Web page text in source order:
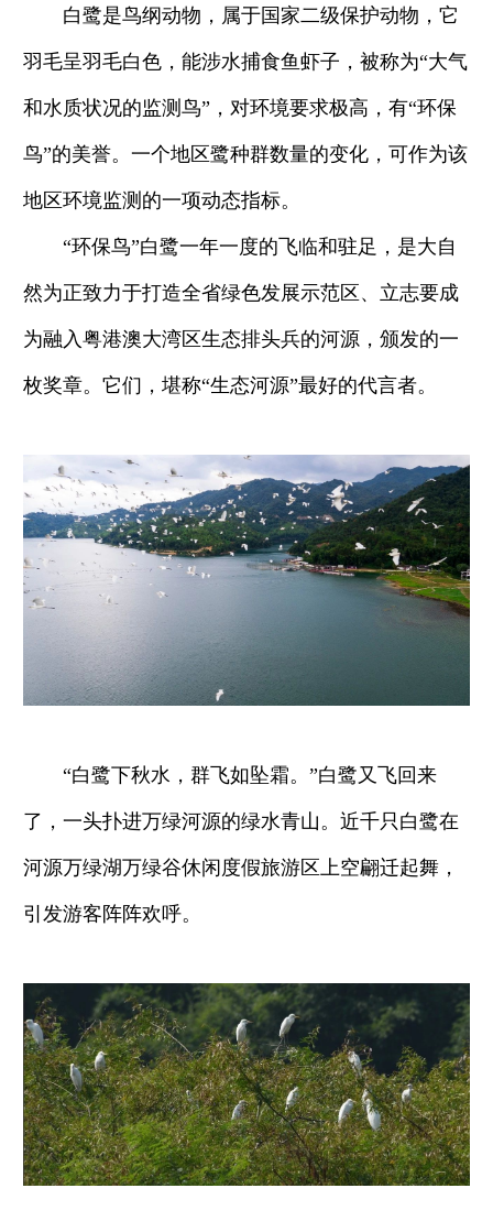
白鹭是鸟纲动物，属于国家二级保护动物，它
羽毛呈羽毛白色，能涉水捕食鱼虾子，被称为“大气
和水质状况的监测鸟”，对环境要求极高，有“环保
鸟”的美誉。一个地区鹭种群数量的变化，可作为该
地区环境监测的一项动态指标。
“环保鸟”白鹭一年一度的飞临和驻足，是大自
然为正致力于打造全省绿色发展示范区、立志要成
为融入粤港澳大湾区生态排头兵的河源，颁发的一
枚奖章。它们，堪称“生态河源”最好的代言者。
“白鹭下秋水，群飞如坠霜。”白鹭又飞回来
了，一头扑进万绿河源的绿水青山。近千只白鹭在
河源万绿湖万绿谷休闲度假旅游区上空翩迁起舞，
引发游客阵阵欢呼。